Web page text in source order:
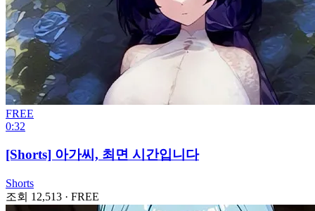
FREE
0:32
[Shorts] 아가씨, 최면 시간입니다
Shorts
조회 12,513 · FREE